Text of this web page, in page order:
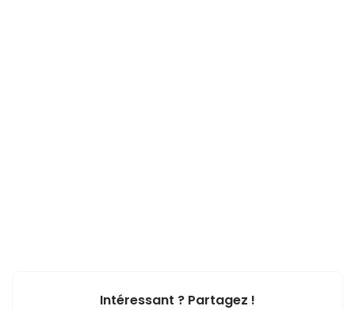
Intéressant ? Partagez !